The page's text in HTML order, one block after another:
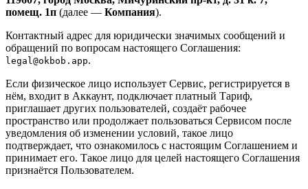
помещ. 1п (далее — Компания).
Контактный адрес для юридически значимых сообщений и
обращений по вопросам настоящего Соглашения:
legal@okbob.app.
Если физическое лицо использует Сервис, регистрируется в
нём, входит в Аккаунт, подключает платный Тариф,
приглашает других пользователей, создаёт рабочее
пространство или продолжает пользоваться Сервисом после
уведомления об изменении условий, такое лицо
подтверждает, что ознакомилось с настоящим Соглашением и
принимает его. Такое лицо для целей настоящего Соглашения
признаётся Пользователем.